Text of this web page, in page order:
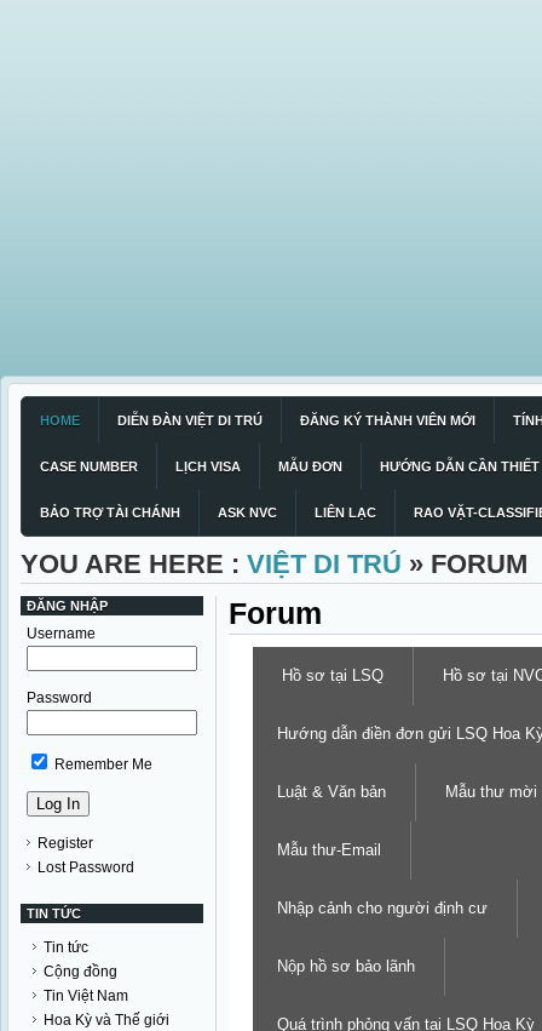
HOME DIỄN ĐÀN VIỆT DI TRÚ ĐĂNG KÝ THÀNH VIÊN MỚI
CASE NUMBER LỊCH VISA MẪU ĐƠN HƯỚNG DẪN CẦN THIẾT
BẢO TRỢ TÀI CHÁNH ASK NVC LIÊN LẠC RAO VẶT-
YOU ARE HERE : VIỆT DI TRÚ » FORUM
ĐĂNG NHẬP
Username
Password
Remember Me
Register
Lost Password
TIN TỨC
Tin tức
Cộng đồng
Tin Việt Nam
Hoa Kỳ và Thế giới
Forum
Hồ sơ tại LSQ Hồ sơ tại
Hướng dẫn điền đơn gửi LSQ Hoa
Luật & Văn bản Mẫu thư mời
Mẫu thư-Email
Nhập cảnh cho người định cư
Nộp hồ sơ bảo lãnh
Quá trình phỏng vấn tại LSQ Hoa Kỳ